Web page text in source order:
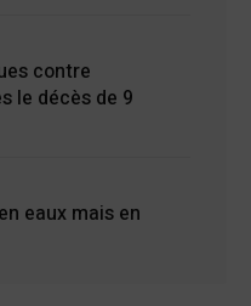
contre
le décès de 9
eaux mais en